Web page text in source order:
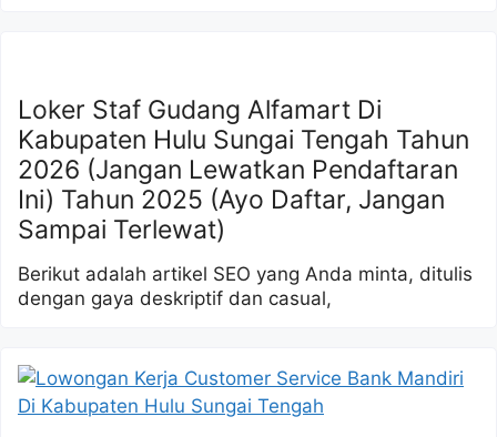
Loker Staf Gudang Alfamart Di
Kabupaten Hulu Sungai Tengah Tahun
2026 (Jangan Lewatkan Pendaftaran
Ini) Tahun 2025 (Ayo Daftar, Jangan
Sampai Terlewat)
Berikut adalah artikel SEO yang Anda minta, ditulis
dengan gaya deskriptif dan casual,